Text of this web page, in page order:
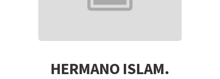
HERMANO ISLAM.